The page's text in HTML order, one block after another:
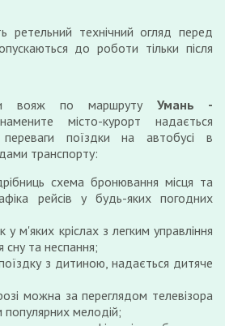
ретельний технічний огляд перед
до роботи тільки після
вояж по маршруту Умань -
місто-курорт надається
переваги поїздки на автобусі в
транспорту:
схема бронювання місця та
рейсів у будь-яких погодних
м'яких кріслах з легким управління
сну та неспання;
з дитиною, надається дитяче
можна за переглядом телевізора
мелодій;